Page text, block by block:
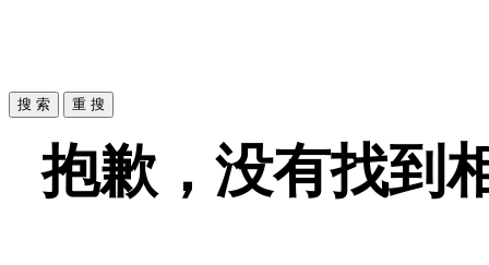
抱歉，没有找到